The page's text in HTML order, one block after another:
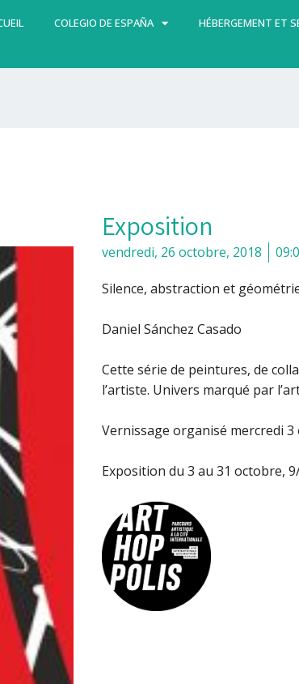
COLEGIO DE ESPAÑA HÉBERGEMENT ET
Exposition
vendredi, 26 octobre, 2018
Silence, abstraction et
Daniel Sánchez Casado
Cette série de peintures, de
l’artiste. Univers marqué par
Vernissage organisé mercredi
Exposition du 3 au 31 octobre,